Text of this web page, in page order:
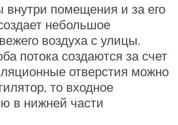
внутри помещения и за его
небольшое
воздуха с улицы.
потока создаются за счет
отверстия можно
то входное
в нижней части